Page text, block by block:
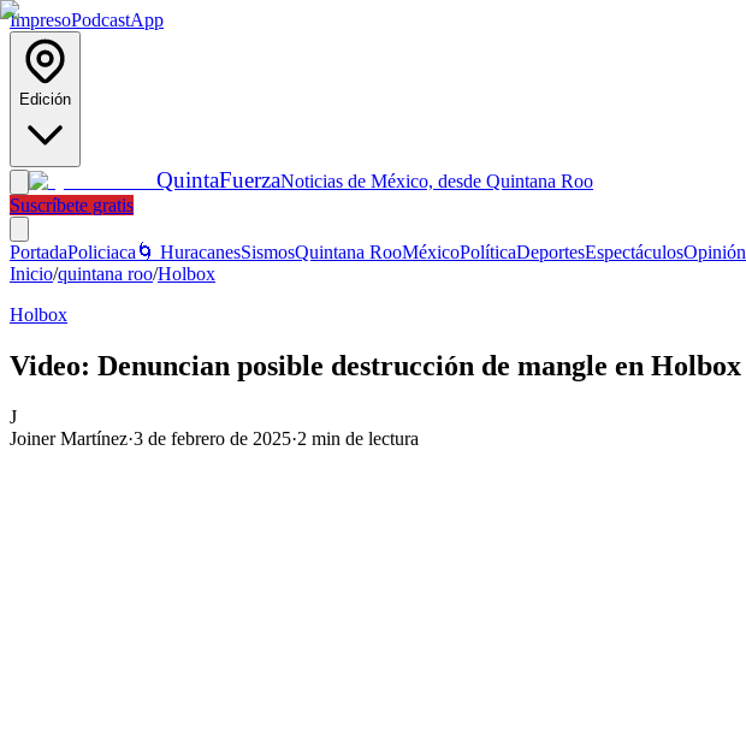
ImpresoPodcastApp
Edición
QuintaFuerzaNoticias de México, desde Quintana Roo
Suscríbete gratis
PortadaPoliciaca 🌀 HuracanesSismosQuintana RooMéxicoPolíticaDeportesEspectáculosOpinión
Inicio/quintana roo/Holbox
Holbox
Video: Denuncian posible destrucción de mangle en Holbox
J
Joiner Martínez·3 de febrero de 2025·2 min de lectura